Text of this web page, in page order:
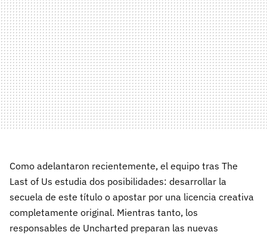
Como adelantaron recientemente, el equipo tras The
Last of Us estudia dos posibilidades: desarrollar la
secuela de este título o apostar por una licencia creativa
completamente original. Mientras tanto, los
responsables de Uncharted preparan las nuevas